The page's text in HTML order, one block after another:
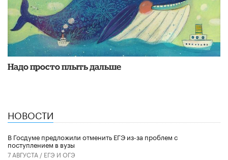
Надо просто плыть дальше
НОВОСТИ
В Госдуме предложили отменить ЕГЭ из-за проблем с
поступлением в вузы
7 АВГУСТА / ЕГЭ И ОГЭ